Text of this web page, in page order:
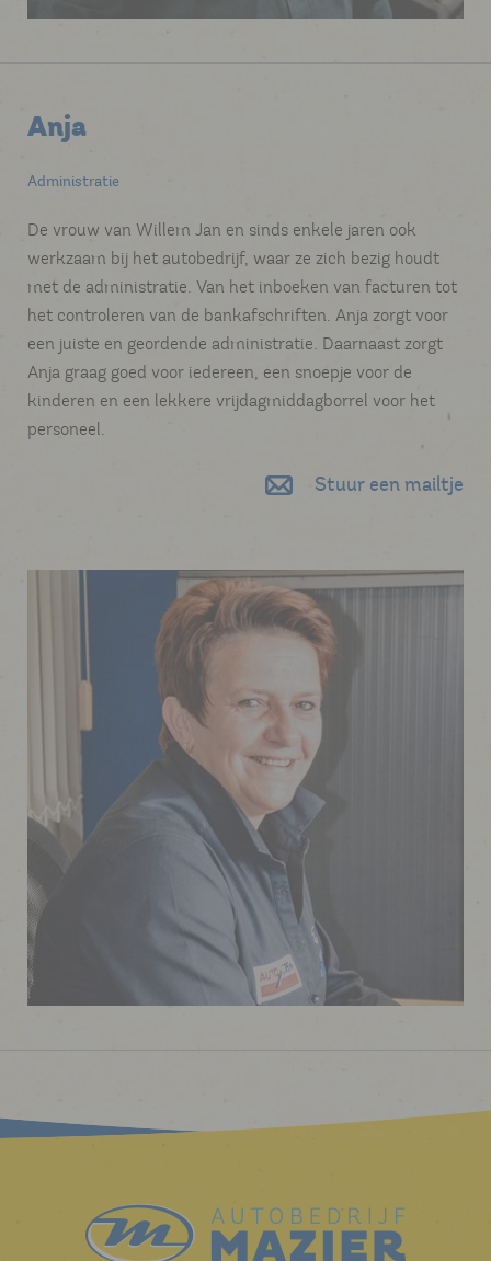
Anja
Administratie
De vrouw van Willem Jan en sinds enkele jaren ook
werkzaam bij het autobedrijf, waar ze zich bezig houdt
met de administratie. Van het inboeken van facturen tot
het controleren van de bankafschriften. Anja zorgt voor
een juiste en geordende administratie. Daarnaast zorgt
Anja graag goed voor iedereen, een snoepje voor de
kinderen en een lekkere vrijdagmiddagborrel voor het
personeel.
Stuur een mailtje